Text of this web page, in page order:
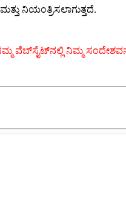
ನಿಯಂತ್ರಿಸಲಾಗುತ್ತದೆ.
ನಿಮ್ಮ